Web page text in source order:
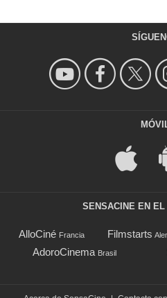
SENSACINE EN
AlloCiné Francia Filmstarts
AdoroCinema Brasil